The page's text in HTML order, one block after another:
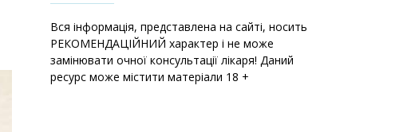
Вся інформація, представлена на сайті, носить
РЕКОМЕНДАЦІЙНИЙ характер і не може
замінювати очної консультації лікаря! Даний
ресурс може містити матеріали 18 +